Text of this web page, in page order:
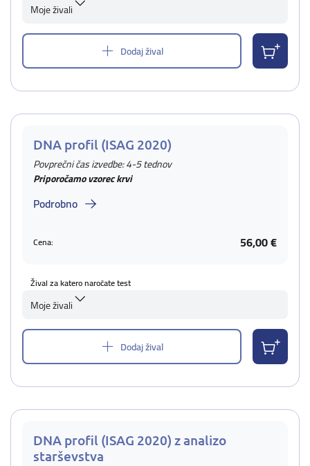
Moje živali
Dodaj žival
DNA profil (ISAG 2020)
Povprečni čas izvedbe: 4-5 tednov
Priporočamo vzorec krvi
Podrobno
Cena: 56,00 €
Žival za katero naročate test
Moje živali
Dodaj žival
DNA profil (ISAG 2020) z analizo
starševstva